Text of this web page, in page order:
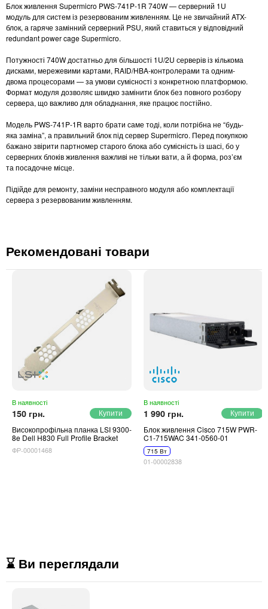
Блок живлення Supermicro PWS-741P-1R 740W — серверний 1U
модуль для систем із резервованим живленням. Це не звичайний ATX-
блок, а гаряче замінний серверний PSU, який ставиться у відповідний
redundant power cage Supermicro.
Потужності 740W достатньо для більшості 1U/2U серверів із кількома
дисками, мережевими картами, RAID/HBA-контролерами та одним-
двома процесорами — за умови сумісності з конкретною платформою.
Формат модуля дозволяє швидко замінити блок без повного розбору
сервера, що важливо для обладнання, яке працює постійно.
Модель PWS-741P-1R варто брати саме тоді, коли потрібна не “будь-
яка заміна”, а правильний блок під сервер Supermicro. Перед покупкою
бажано звірити партномер старого блока або сумісність із шасі, бо у
серверних блоків живлення важливі не тільки вати, а й форма, роз’єм
та посадочне місце.
Підійде для ремонту, заміни несправного модуля або комплектації
сервера з резервованим живленням.
Рекомендовані товари
В наявності
150 грн.
Високопрофільна планка LSI 9300-
8e Dell H830 Full Profile Bracket
ФР-00001468
В наявності
1 990 грн.
Блок живлення Cisco 715W PWR-
C1-715WAC 341-0560-01
715 Вт
01-00002838
⌛ Ви переглядали